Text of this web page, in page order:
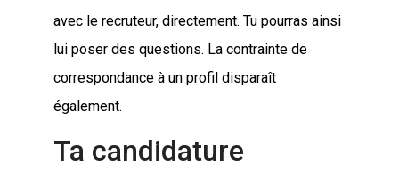
avec le recruteur, directement. Tu pourras ainsi
lui poser des questions. La contrainte de
correspondance à un profil disparaît
également.
Ta candidature